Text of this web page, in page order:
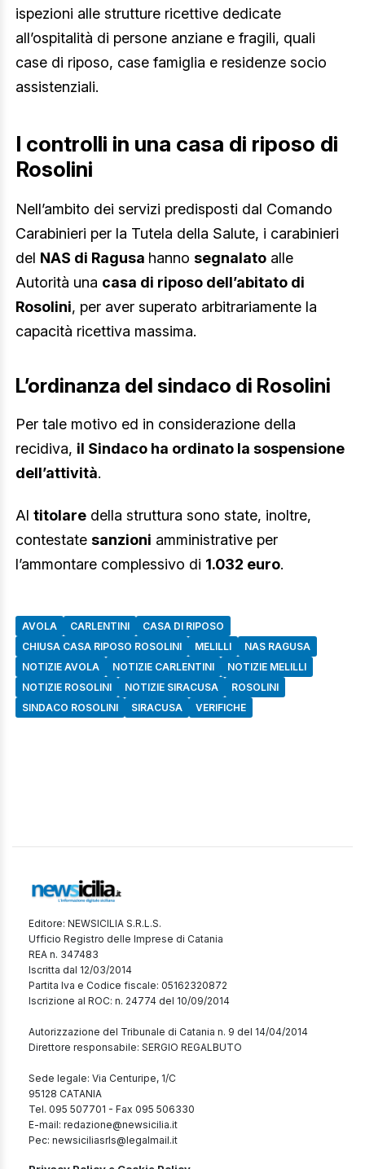
ispezioni alle strutture ricettive dedicate
all’ospitalità di persone anziane e fragili, quali
case di riposo, case famiglia e residenze socio
assistenziali.
I controlli in una casa di riposo di
Rosolini
Nell’ambito dei servizi predisposti dal Comando
Carabinieri per la Tutela della Salute, i carabinieri
del NAS di Ragusa hanno segnalato alle
Autorità una casa di riposo dell’abitato di
Rosolini, per aver superato arbitrariamente la
capacità ricettiva massima.
L’ordinanza del sindaco di Rosolini
Per tale motivo ed in considerazione della
recidiva, il Sindaco ha ordinato la sospensione
dell’attività.
Al titolare della struttura sono state, inoltre,
contestate sanzioni amministrative per
l’ammontare complessivo di 1.032 euro.
AVOLA CARLENTINI
CASA DI RIPOSO
CHIUSA CASA RIPOSO ROSOLINI
MELILLI
NAS RAGUSA
NOTIZIE AVOLA
NOTIZIE CARLENTINI
NOTIZIE MELILLI
NOTIZIE ROSOLINI
NOTIZIE SIRACUSA
ROSOLINI
SINDACO ROSOLINI
SIRACUSA VERIFICHE
Editore: NEWSICILIA S.R.L.S.
Ufficio Registro delle Imprese di Catania
REA n. 347483
Iscritta dal 12/03/2014
Partita Iva e Codice fiscale: 05162320872
Iscrizione al ROC: n. 24774 del 10/09/2014
Autorizzazione del Tribunale di Catania n. 9 del 14/04/2014
Direttore responsabile: SERGIO REGALBUTO
Sede legale: Via Centuripe, 1/C
95128 CATANIA
Tel. 095 507701 - Fax 095 506330
E-mail: redazione@newsicilia.it
Pec: newsiciliasrls@legalmail.it